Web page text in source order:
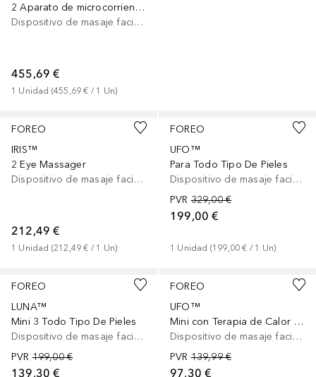
2 Aparato de microcorriente para el lifting facial
Dispositivo de masaje facial eléctrico
455,69 €
1 Unidad (455,69 € / 1 Un)
FOREO
IRIS™
2 Eye Massager
Dispositivo de masaje facial eléctrico
212,49 €
1 Unidad (212,49 € / 1 Un)
FOREO
UFO™
Para Todo Tipo De Pieles
Dispositivo de masaje facial eléctrico
PVR 329,00 €
199,00 €
1 Unidad (199,00 € / 1 Un)
FOREO
LUNA™
Mini 3 Todo Tipo De Pieles
Dispositivo de masaje facial eléctrico
PVR 199,00 €
139,30 €
FOREO
UFO™
Mini con Terapia de Calor y Luz LED
Dispositivo de masaje facial eléctrico
PVR 139,99 €
97,30 €